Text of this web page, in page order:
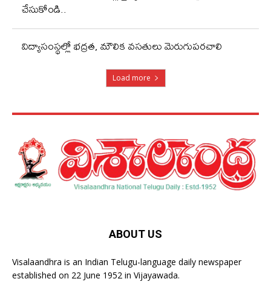
చేసుకోండి..
విద్యాసంస్థల్లో భద్రత, మౌలిక వసతులు మెరుగుపరచాలి
Load more
ABOUT US
Visalaandhra is an Indian Telugu-language daily newspaper
established on 22 June 1952 in Vijayawada.